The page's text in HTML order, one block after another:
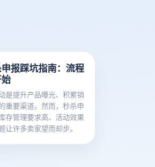
报踩坑指南：流程
是提升产品曝光、积累销
重要渠道。然而，秒杀申
存管理要求高、活动效果
让许多卖家望而却步。